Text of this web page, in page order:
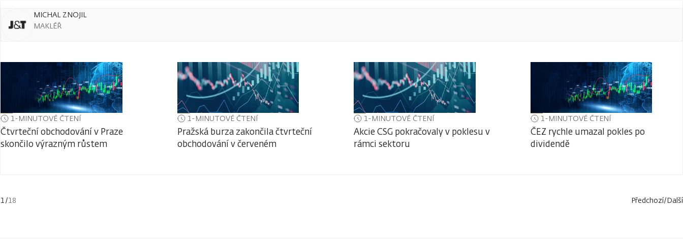
MICHAL ZNOJIL
MAKLÉŘ
1-MINUTOVÉ ČTENÍ
Čtvrteční obchodování v Praze
skončilo výrazným růstem
1-MINUTOVÉ ČTENÍ
Pražská burza zakončila čtvrteční
obchodování v červeném
1-MINUTOVÉ ČTENÍ
Akcie CSG pokračovaly v poklesu v
rámci sektoru
1-MINUTOVÉ ČTENÍ
ČEZ rychle umazal pokles po
dividendě
1 /18 Předchozí/Další